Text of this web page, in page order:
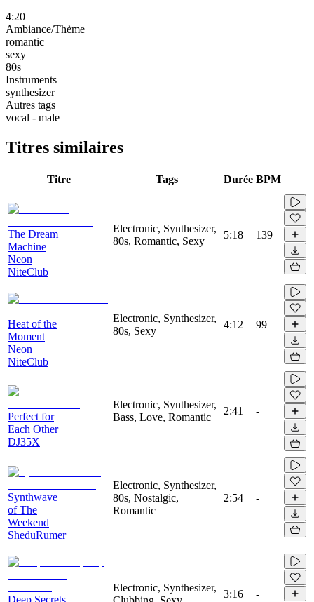
4:20
Ambiance/Thème
romantic
sexy
80s
Instruments
synthesizer
Autres tags
vocal - male
Titres similaires
Titre Tags Durée BPM
The Dream
Machine
Neon
NiteClub
Electronic, Synthesizer,
80s, Romantic, Sexy
5:18 139
Heat of the
Moment
Neon
NiteClub
Electronic, Synthesizer,
80s, Sexy
4:12 99
Perfect for
Each Other
DJ35X
Electronic, Synthesizer,
Bass, Love, Romantic
2:41 -
Synthwave
of The
Weekend
SheduRumer
Electronic, Synthesizer,
80s, Nostalgic,
Romantic
2:54 -
Deep Secrets
Electronic, Synthesizer,
3:16 -